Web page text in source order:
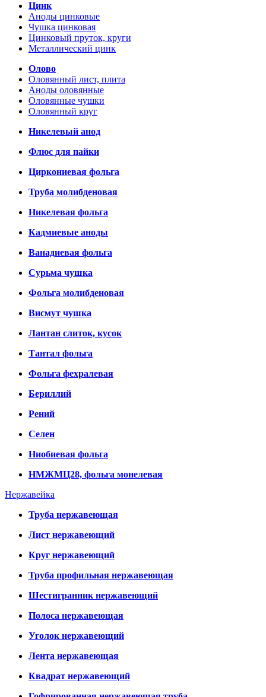
Цинк
Аноды цинковые
Чушка цинковая
Цинковый пруток, круги
Металлический цинк
Олово
Оловянный лист, плита
Аноды оловянные
Оловянные чушки
Оловянный круг
Никелевый анод
Флюс для пайки
Циркониевая фольга
Труба молибденовая
Никелевая фольга
Кадмиевые аноды
Ванадиевая фольга
Сурьма чушка
Фольга молибденовая
Висмут чушка
Лантан слиток, кусок
Тантал фольга
Фольга фехралевая
Бериллий
Рений
Селен
Ниобиевая фольга
НМЖМЦ28, фольга монелевая
Нержавейка
Труба нержавеющая
Лист нержавеющий
Круг нержавеющий
Труба профильная нержавеющая
Шестигранник нержавеющий
Полоса нержавеющая
Уголок нержавеющий
Лента нержавеющая
Квадрат нержавеющий